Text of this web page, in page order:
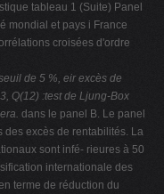
tableau 1 (Suite) Panel
mondial et pays i France
croisées d'ordre
de 5 %, eir excès de
Q(12) :test de Ljung-Box
dans le panel B. Le panel
excès de rentabilités. La
sont infé- rieures à 50
internationale des
terme de réduction du